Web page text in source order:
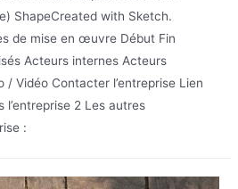
ShapeCreated with Sketch.
de mise en œuvre Début Fin
Acteurs internes Acteurs
/ Vidéo Contacter l’entreprise Lien
l’entreprise 2 Les autres
: